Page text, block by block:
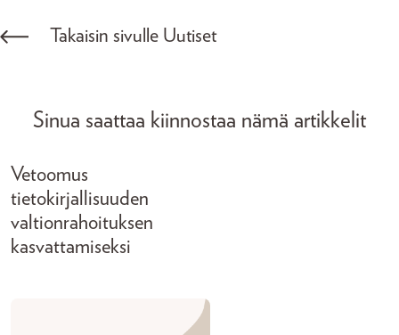
Takaisin sivulle Uutiset
Sinua saattaa kiinnostaa nämä artikkelit
Vetoomus
tietokirjallisuuden
valtionrahoituksen
kasvattamiseksi